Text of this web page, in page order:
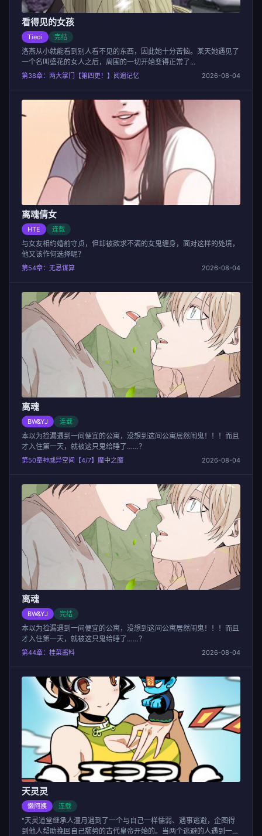
看得见的女孩
Tieoi 完结
洛燕从小就能看到别人看不见的东西，因此她十分苦恼。某天她遇见了
一个名叫盛花的女人之后，周围的一切开始变得正常了...
第38章：两大掌门【第四更！】阅遍记忆 2026-08-04
离魂倩女
HTE 连载
与女友相约婚前守贞，但却被欲求不满的女鬼缠身，面对这样的处境，
他又该作何选择呢？
第54章：无忌谋算 2026-08-04
离魂
BW&YJ 连载
本以为捡漏遇到一间便宜的公寓，没想到这间公寓居然闹鬼！！！而且
才入住第一天，就被这只鬼给睡了……？
第50章神威异空间【4/7】魔中之魔 2026-08-04
离魂
BW&YJ 完结
本以为捡漏遇到一间便宜的公寓，没想到这间公寓居然闹鬼！！！而且
才入住第一天，就被这只鬼给睡了……？
第44章：桂菜酱料 2026-08-04
天灵灵
懒阿姨 连载
"天灵道堂继承人潼月遇到了一个与自己一样懦弱、遇事逃避，企图得
到他人帮助挽回自己颓势的古代皇帝开始的。当两个逃避的人遇到一个